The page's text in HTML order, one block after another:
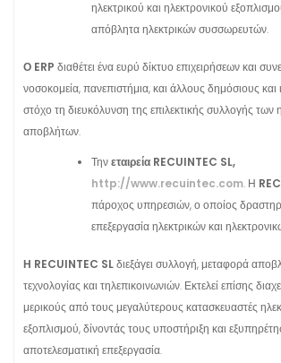
ηλεκτρικού και ηλεκτρονικού
απόβλητα ηλεκτρικών συσσωρευτών.
Ο ERP διαθέτει ένα ευρύ δίκτυο επιχειρήσεων και
νοσοκομεία, πανεπιστήμια, και άλλους δημόσιους και
στόχο τη διευκόλυνση της επιλεκτικής συλλογής των
αποβλήτων.
Τηνεταιρεία RECUINTEC SL,
http://www.recuintec.com. Η
πάροχος υπηρεσιών, ο οποίος
επεξεργασία ηλεκτρικών και
Η RECUINTEC SLδιεξάγει συλλογή, μεταφορά
τεχνολογίας και τηλεπικοινωνιών. Εκτελεί επίσης
μερικούς από τους μεγαλύτερους κατασκευαστές
εξοπλισμού, δίνοντάς τους υποστήριξη και
αποτελεσματική επεξεργασία.